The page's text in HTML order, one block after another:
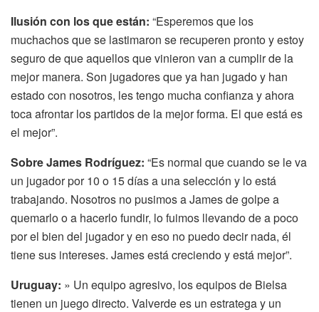
Ilusión con los que están: “Esperemos que los
muchachos que se lastimaron se recuperen pronto y estoy
seguro de que aquellos que vinieron van a cumplir de la
mejor manera. Son jugadores que ya han jugado y han
estado con nosotros, les tengo mucha confianza y ahora
toca afrontar los partidos de la mejor forma. El que está es
el mejor”.
Sobre James Rodríguez: “Es normal que cuando se le va
un jugador por 10 o 15 días a una selección y lo está
trabajando. Nosotros no pusimos a James de golpe a
quemarlo o a hacerlo fundir, lo fuimos llevando de a poco
por el bien del jugador y en eso no puedo decir nada, él
tiene sus intereses. James está creciendo y está mejor”.
Uruguay: » Un equipo agresivo, los equipos de Bielsa
tienen un juego directo. Valverde es un estratega y un